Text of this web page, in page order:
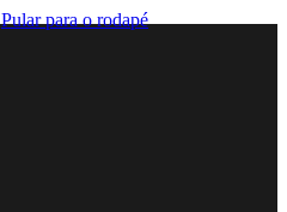
Pular para o rodapé